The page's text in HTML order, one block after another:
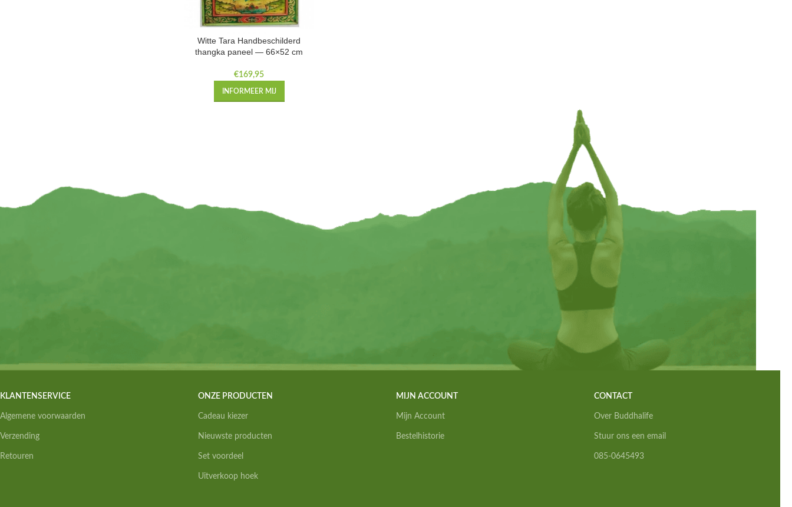
Witte Tara Handbeschilderd
thangka paneel — 66×52 cm
€169,95
INFORMEER MIJ
KLANTENSERVICE
Algemene voorwaarden
Verzending
Retouren
ONZE PRODUCTEN
Cadeau kiezer
Nieuwste producten
Set voordeel
Uitverkoop hoek
MIJN ACCOUNT
Mijn Account
Bestelhistorie
CONTACT
Over Buddhalife
Stuur ons een email
085-0645493